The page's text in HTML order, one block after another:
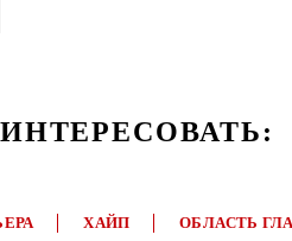
ХАЙП ОБЛАСТЬ